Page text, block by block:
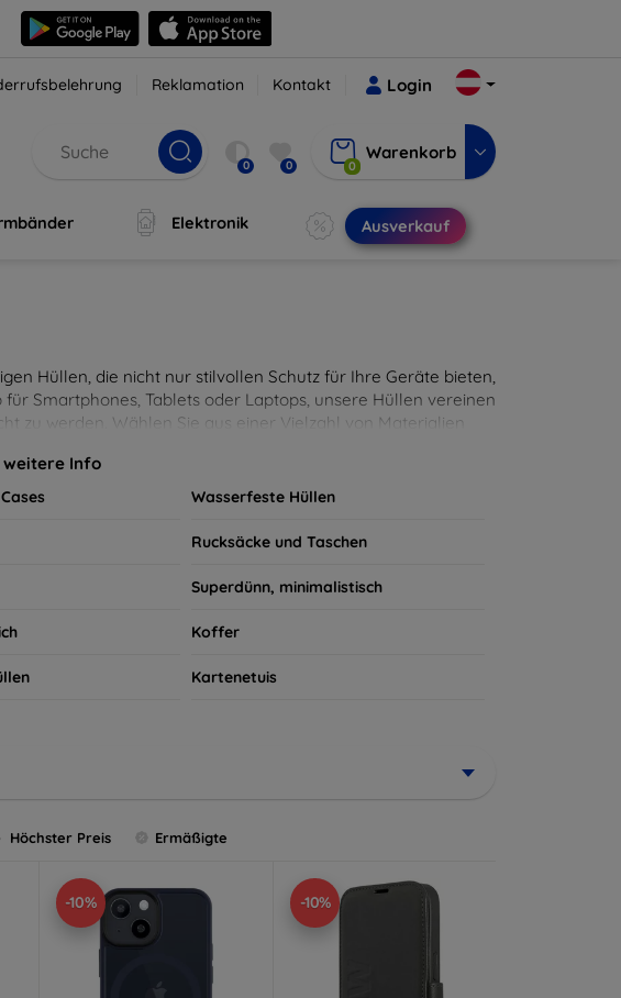
Reklamation Kontakt Login
0 0 0
Warenkorb
Elektronik Ausverkauf
Hüllen, die nicht nur stilvollen Schutz für Ihre Geräte bieten,
Smartphones, Tablets oder Laptops, unsere Hüllen vereinen
zu werden. Wählen Sie aus einer Vielzahl von Materialien
weitere Info
Wasserfeste Hüllen
Rucksäcke und Taschen
Superdünn, minimalistisch
Koffer
Kartenetuis
Höchster Preis Ermäßigte
-10% -10%